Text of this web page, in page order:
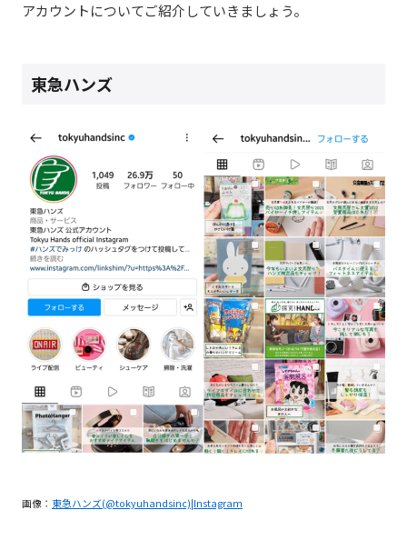
アカウントについてご紹介していきましょう。
東急ハンズ
画像： 東急ハンズ(@tokyuhandsinc)|Instagram